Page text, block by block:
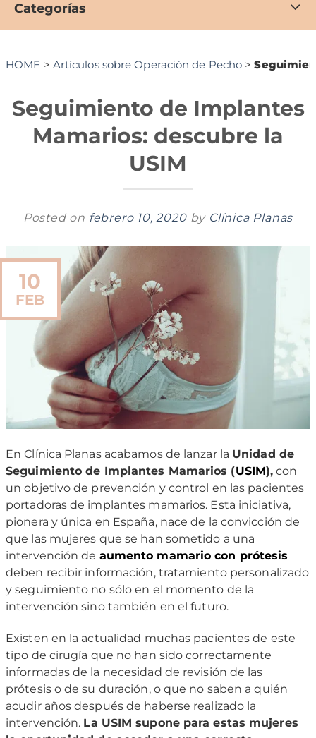
Categorías
HOME > Artículos sobre Operación de Pecho >
Seguimiento de Implantes
Mamarios: descubre la
USIM
Posted on febrero 10, 2020 by Clínica Planas
10
FEB
En Clínica Planas acabamos de lanzar la Unidad de
Seguimiento de Implantes Mamarios (USIM), con
un objetivo de prevención y control en las pacientes
portadoras de implantes mamarios. Esta iniciativa,
pionera y única en España, nace de la convicción de
que las mujeres que se han sometido a una
intervención de aumento mamario con prótesis
deben recibir información, tratamiento personalizado
y seguimiento no sólo en el momento de la
intervención sino también en el futuro.
Existen en la actualidad muchas pacientes de este
tipo de cirugía que no han sido correctamente
informadas de la necesidad de revisión de las
prótesis o de su duración, o que no saben a quién
acudir años después de haberse realizado la
intervención. La USIM supone para estas mujeres